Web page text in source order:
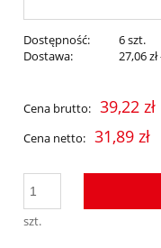
Dostępność:
6 szt.
Dostawa:
27,06 zł
Cena nie zawiera
Cena brutto: 39,22 zł
Cena netto: 31,89 zł
szt.